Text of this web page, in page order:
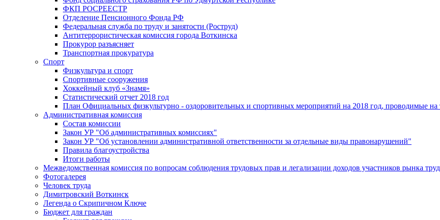
ФКП РОСРЕЕСТР
Отделение Пенсионного Фонда РФ
Федеральная служба по труду и занятости (Роструд)
Антитеррористическая комиссия города Воткинска
Прокурор разъясняет
Транспортная прокуратура
Спорт
Физкультура и спорт
Спортивные сооружения
Хоккейный клуб «Знамя»
Статистический отчет 2018 год
План Официальных физкультурно - оздоровительных и спортивных мероприятий на 2018 год, проводимые
Административная комиссия
Состав комиссии
Закон УР "Об административных комиссиях"
Закон УР "Об установлении административной ответственности за отдельные виды правонарушений"
Правила благоустройства
Итоги работы
Межведомственная комиссия по вопросам соблюдения трудовых прав и легализации доходов участников рынка
Фотогалерея
Человек труда
Димитровский Воткинск
Легенда о Скрипичном Ключе
Бюджет для граждан